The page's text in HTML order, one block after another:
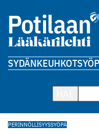
SYDÄNKEUHKOT
PERINNÖLLISYYSSYÖPÄ